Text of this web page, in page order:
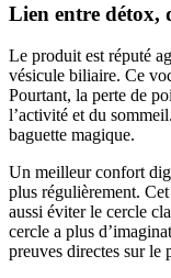
Lien entre détox,
Le produit est réputé
vésicule biliaire. Ce
Pourtant, la perte de
l’activité et du
baguette magique.
Un meilleur confort
plus régulièrement.
aussi éviter le cercle
cercle a plus
preuves directes sur le